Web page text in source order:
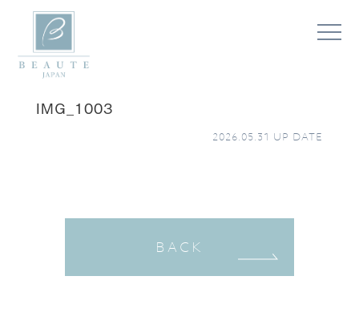
IMG_1003
2026.05.31 UP DATE
BACK